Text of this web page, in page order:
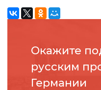
Окажите
русcким
Германии